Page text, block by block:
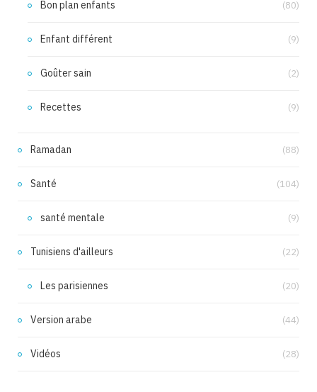
Bon plan enfants (80)
Enfant différent (9)
Goûter sain (2)
Recettes (9)
Ramadan (88)
Santé (104)
santé mentale (9)
Tunisiens d'ailleurs (22)
Les parisiennes (20)
Version arabe (44)
Vidéos (28)